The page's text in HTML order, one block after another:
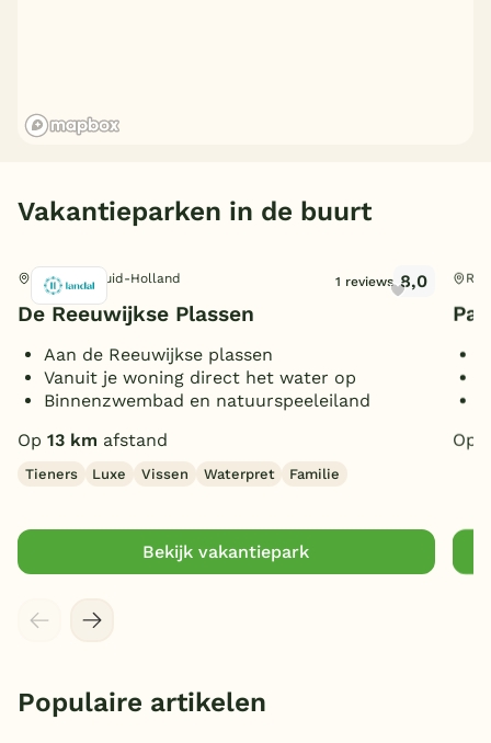
Vakantieparken in de buurt
Reeuwijk, Zuid-Holland 1 reviews 8,0
De Reeuwijkse Plassen
Aan de Reeuwijkse plassen
Vanuit je woning direct het water op
Binnenzwembad en natuurspeeleiland
Op 13 km afstand
Tieners Luxe Vissen Waterpret Familie
Bekijk vakantiepark
Op
Populaire artikelen